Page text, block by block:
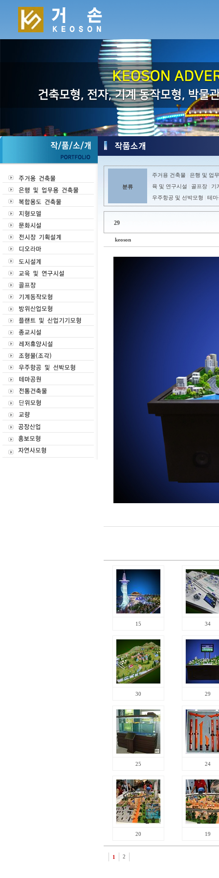
분류
주거용 건축물
은행 및 업
육 및 연구시설
골프장
기
우주항공 및 선박모형
테마
29
keoson
15 34
30 29
25 24
20 19
1 2